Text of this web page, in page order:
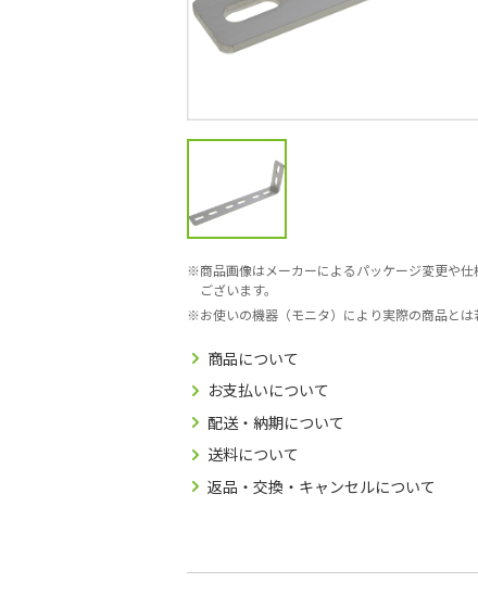
商品画像はメーカーによるパッケージ変更や
ございます。
お使いの機器（モニタ）により実際の商品とは
商品について
お支払いについて
配送・納期について
送料について
返品・交換・キャンセルについて